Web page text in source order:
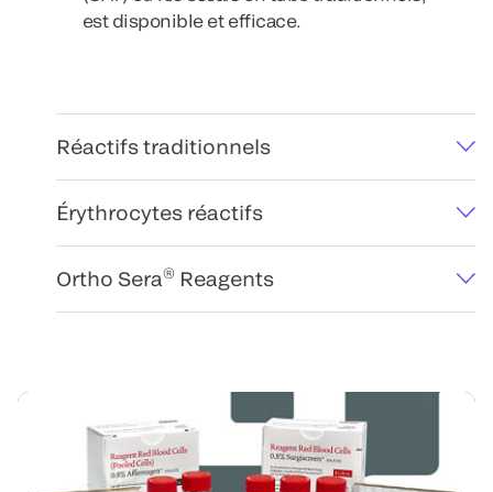
est disponible et efficace.
Réactifs traditionnels
Érythrocytes réactifs
Ortho Sera® Reagents